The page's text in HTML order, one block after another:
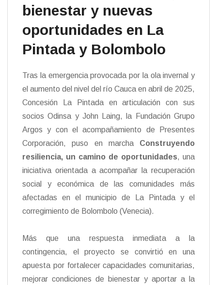
bienestar y nuevas
oportunidades en La
Pintada y Bolombolo
Tras la emergencia provocada por la ola invernal y
el aumento del nivel del río Cauca en abril de 2025,
Concesión La Pintada en articulación con sus
socios Odinsa y John Laing, la Fundación Grupo
Argos y con el acompañamiento de Presentes
Corporación, puso en marcha Construyendo
resiliencia, un camino de oportunidades, una
iniciativa orientada a acompañar la recuperación
social y económica de las comunidades más
afectadas en el municipio de La Pintada y el
corregimiento de Bolombolo (Venecia).
Más que una respuesta inmediata a la
contingencia, el proyecto se convirtió en una
apuesta por fortalecer capacidades comunitarias,
mejorar condiciones de bienestar y aportar a la